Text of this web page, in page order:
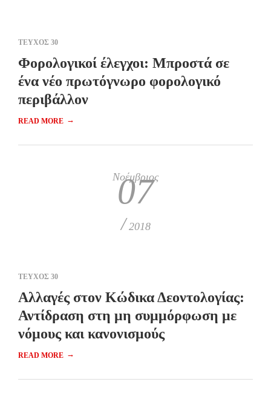
ΤΕΥΧΟΣ 30
Φορολογικοί έλεγχοι: Μπροστά σε
ένα νέο πρωτόγνωρο φορολογικό
περιβάλλον
READ MORE →
Νοέμβριος
07
/ 2018
ΤΕΥΧΟΣ 30
Αλλαγές στον Κώδικα Δεοντολογίας:
Αντίδραση στη μη συμμόρφωση με
νόμους και κανονισμούς
READ MORE →